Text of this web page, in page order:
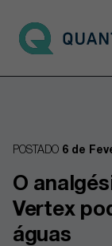
Go to main page
POSTADO 6 de
O
Vertex
águas